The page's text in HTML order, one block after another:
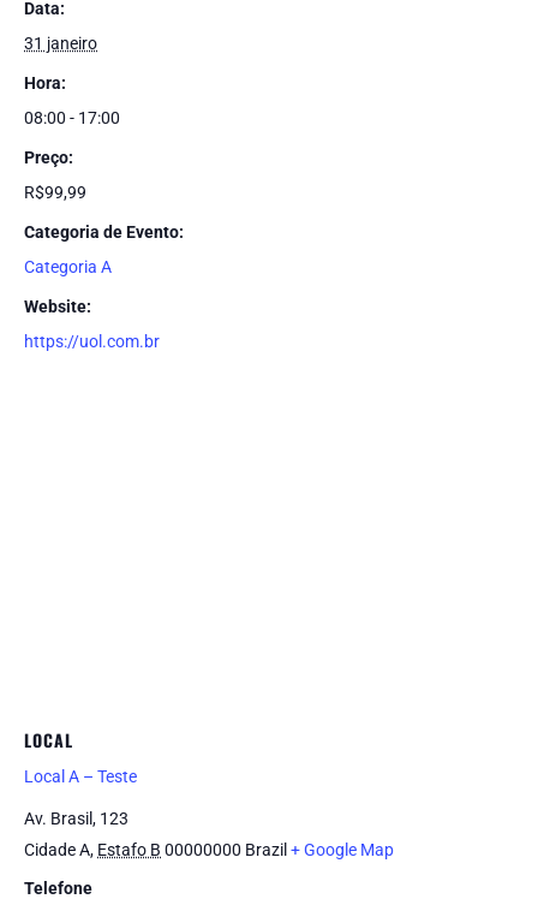
Data:
31 janeiro
Hora:
08:00 - 17:00
Preço:
R$99,99
Categoria de Evento:
Categoria A
Website:
https://uol.com.br
LOCAL
Local A – Teste
Av. Brasil, 123
Cidade A, Estafo B 00000000 Brazil + Google Map
Telefone